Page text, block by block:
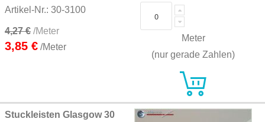
Artikel-Nr.: 30-3100
4,27 € /Meter
3,85 € /Meter
Meter
(nur gerade Zahlen)
Stuckleisten Glasgow 30